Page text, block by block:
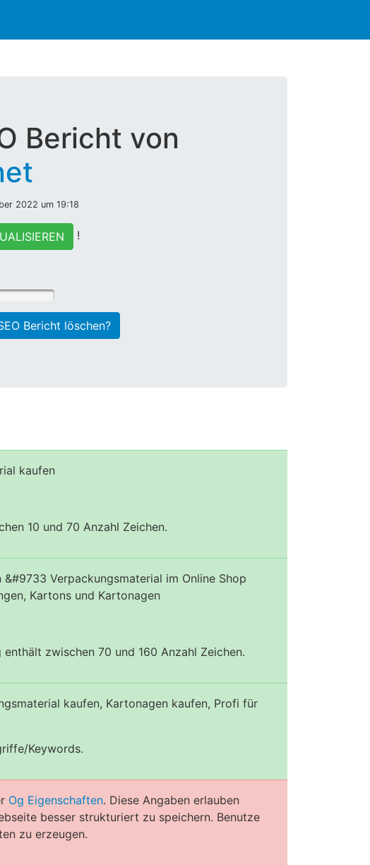
Bericht von
2022 um 19:18
!
Bericht löschen?
kaufen
10 und 70 Anzahl Zeichen.
Verpackungsmaterial im Online Shop
Kartons und Kartonagen
zwischen 70 und 160 Anzahl Zeichen.
kaufen, Kartonagen kaufen, Profi für
Keywords.
Og Eigenschaften. Diese Angaben erlauben
besser strukturiert zu speichern. Benutze
zu erzeugen.